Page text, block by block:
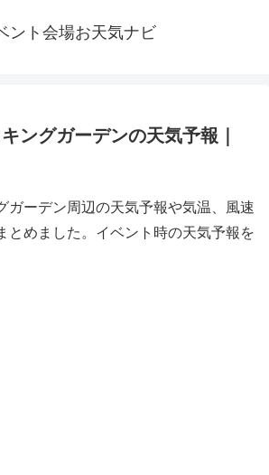
ント会場お天気ナビ
ングガーデンの天気予報｜
ガーデン周辺の天気予報や気温、風速
とめました。イベント時の天気予報を